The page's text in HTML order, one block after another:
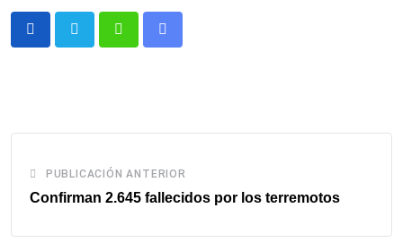
PUBLICACIÓN ANTERIOR
Confirman 2.645 fallecidos por los terremotos